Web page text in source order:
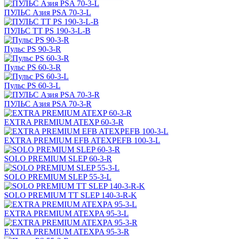
ПУЛЬС Азия PSA 70-3-L
ПУЛЬС ТТ PS 190-3-L-B
Пульс PS 90-3-R
Пульс PS 60-3-R
Пульс PS 60-3-L
ПУЛЬС Азия PSA 70-3-R
EXTRA PREMIUM ATEXP 60-3-R
EXTRA PREMIUM EFB ATEXPEFB 100-3-L
SOLO PREMIUM SLEP 60-3-R
SOLO PREMIUM SLEP 55-3-L
SOLO PREMIUM ТТ SLEP 140-3-R-K
EXTRA PREMIUM ATEXPA 95-3-L
EXTRA PREMIUM ATEXPA 95-3-R